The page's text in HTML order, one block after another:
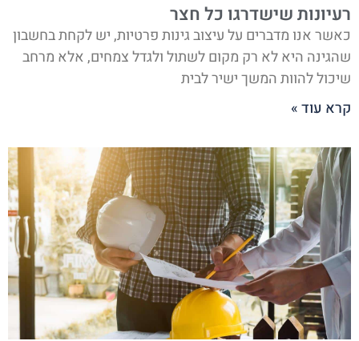
רעיונות שישדרגו כל חצר
כאשר אנו מדברים על עיצוב גינות פרטיות, יש לקחת בחשבון
שהגינה היא לא רק מקום לשתול ולגדל צמחים, אלא מרחב
שיכול להוות המשך ישיר לבית
קרא עוד »